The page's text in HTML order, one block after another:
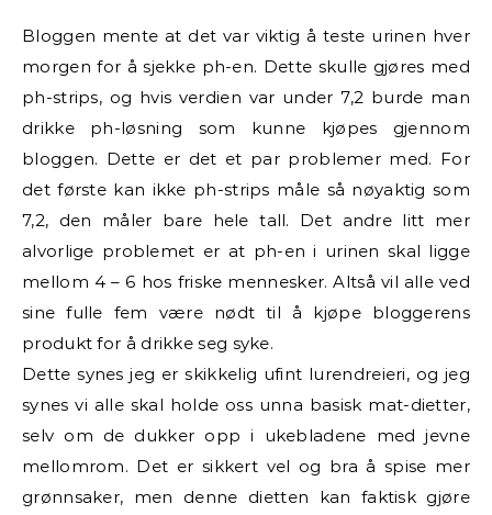
Bloggen mente at det var viktig å teste urinen hver
morgen for å sjekke ph-en. Dette skulle gjøres med
ph-strips, og hvis verdien var under 7,2 burde man
drikke ph-løsning som kunne kjøpes gjennom
bloggen. Dette er det et par problemer med. For
det første kan ikke ph-strips måle så nøyaktig som
7,2, den måler bare hele tall. Det andre litt mer
alvorlige problemet er at ph-en i urinen skal ligge
mellom 4 – 6 hos friske mennesker. Altså vil alle ved
sine fulle fem være nødt til å kjøpe bloggerens
produkt for å drikke seg syke.
Dette synes jeg er skikkelig ufint lurendreieri, og jeg
synes vi alle skal holde oss unna basisk mat-dietter,
selv om de dukker opp i ukebladene med jevne
mellomrom. Det er sikkert vel og bra å spise mer
grønnsaker, men denne dietten kan faktisk gjøre